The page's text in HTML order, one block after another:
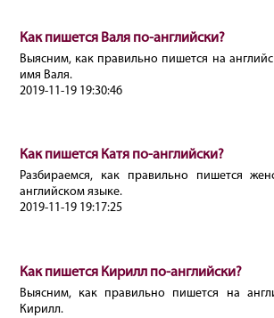
Как пишется Валя по-английски?
Выясним, как правильно пишется на
имя Валя.
2019-11-19 19:30:46
Как пишется Катя по-английски?
Разбираемся, как правильно пишется
английском языке.
2019-11-19 19:17:25
Как пишется Кирилл по-английски?
Выясним, как правильно пишется на
Кирилл.